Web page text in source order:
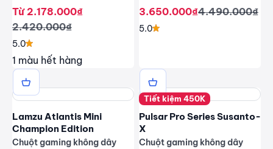
Giá giảm
Từ 2.178.000₫
Giá thông thường
2.420.000₫
5.0
1 màu hết hàng
Giá giảm
3.650.000₫Giá thông
4.490.000₫
5.0
Lamzu Atlantis Mini
Champion Edition
Chuột gaming không dây
Tiết kiệm 450K
Pulsar Pro Series Susanto-
X
Chuột gaming không dây